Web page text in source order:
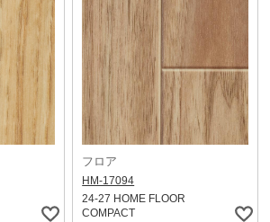
フロア
HM-17094
24-27 HOME FLOOR
COMPACT